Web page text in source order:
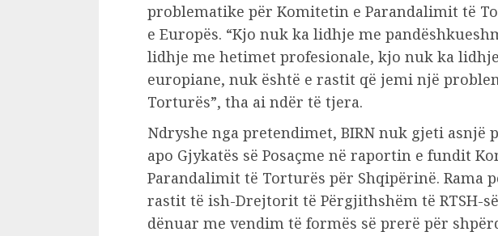
problematike për Komitetin e Parandalimit të
e Europës. “Kjo nuk ka lidhje me
lidhje me hetimet profesionale, kjo nuk ka
europiane, nuk është e rastit që jemi një
Torturës”, tha ai ndër të tjera.
Ndryshe nga pretendimet, BIRN nuk gjeti asnjë
apo Gjykatës së Posaçme në raportin e fundit
Parandalimit të Torturës për Shqipërinë. Rama
rastit të ish-Drejtorit të Përgjithshëm të RTSH-
dënuar me vendim të formës së prerë për